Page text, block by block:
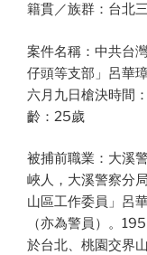
籍貫／族群：台北
案件名稱：中共台
仔頭等支部」呂華
六月九日槍決時間
齡：25歲
被捕前職業：大溪
峽人，大溪警察分
山區工作委員」呂
（亦為警員）。
於台北、桃園交界